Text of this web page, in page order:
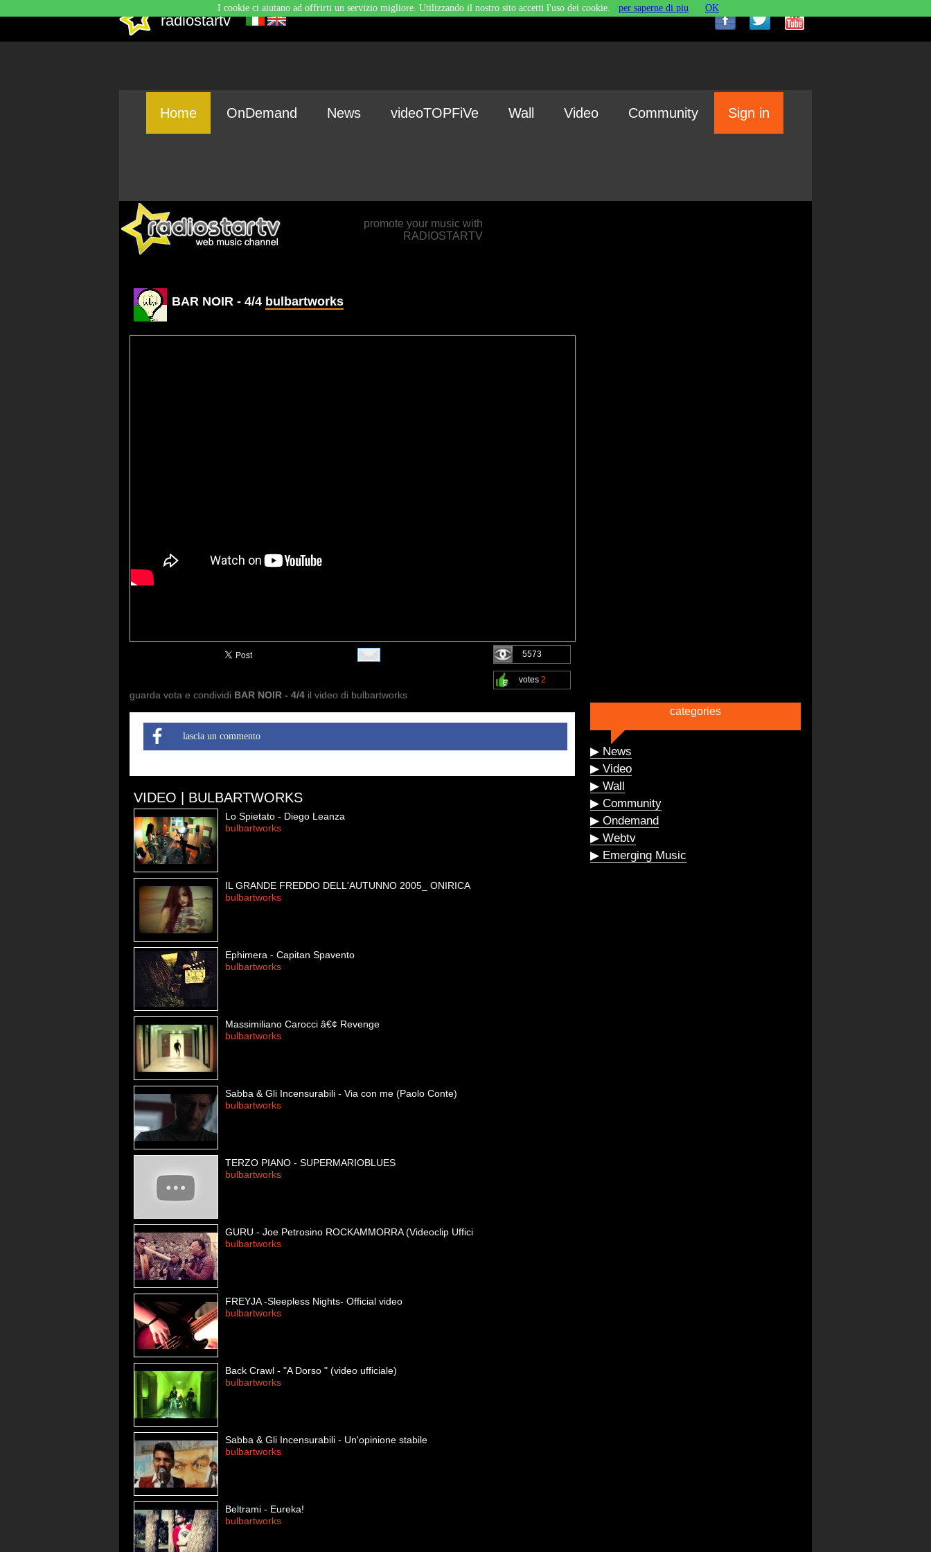
radiostartv
Home OnDemand News videoTOPFiVe Wall Video Community Sign in
promote your music with
RADIOSTARTV
BAR NOIR - 4/4 bulbartworks
5573
votes 2
guarda vota e condividi BAR NOIR - 4/4 il video di bulbartworks
lascia un commento
VIDEO | BULBARTWORKS
Lo Spietato - Diego Leanza
bulbartworks
IL GRANDE FREDDO DELL'AUTUNNO 2005_ ONIRICA
bulbartworks
Ephimera - Capitan Spavento
bulbartworks
Massimiliano Carocci â€¢ Revenge
bulbartworks
Sabba & Gli Incensurabili - Via con me (Paolo Conte)
bulbartworks
TERZO PIANO - SUPERMARIOBLUES
bulbartworks
GURU - Joe Petrosino ROCKAMMORRA (Videoclip Uffici
bulbartworks
FREYJA -Sleepless Nights- Official video
bulbartworks
Back Crawl - "A Dorso " (video ufficiale)
bulbartworks
Sabba & Gli Incensurabili - Un'opinione stabile
bulbartworks
Beltrami - Eureka!
bulbartworks
categories
▶ News
▶ Video
▶ Wall
▶ Community
▶ Ondemand
▶ Webtv
▶ Emerging Music
I cookie ci aiutano ad offrirti un servizio migliore. Utilizzando il nostro sito accetti l'uso dei cookie. per saperne di piu OK